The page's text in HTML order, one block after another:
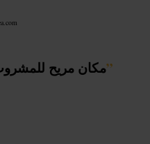
مكان مريح”